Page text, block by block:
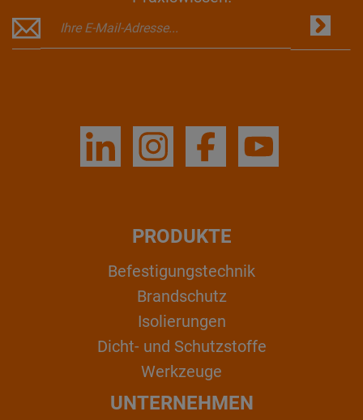
PRODUKTE
Befestigungstechnik
Brandschutz
Isolierungen
Dicht- und Schutzstoffe
Werkzeuge
UNTERNEHMEN